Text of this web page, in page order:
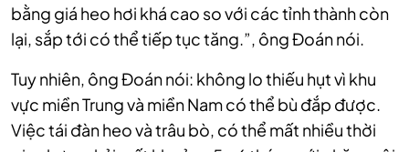
bằng giá heo hơi khá cao so với các tỉnh thành còn
lại, sắp tới có thể tiếp tục tăng.”, ông Đoán nói.
Tuy nhiên, ông Đoán nói: không lo thiếu hụt vì khu
vực miền Trung và miền Nam có thể bù đắp được.
Việc tái đàn heo và trâu bò, có thể mất nhiều thời